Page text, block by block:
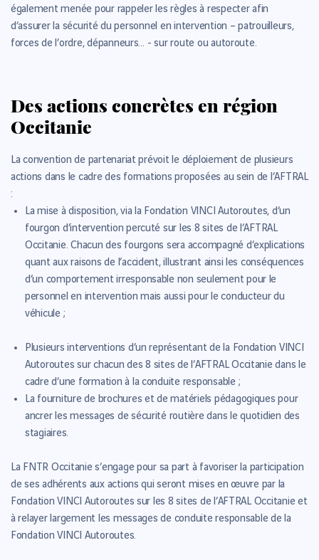
également menée pour rappeler les règles à respecter afin
d’assurer la sécurité du personnel en intervention – patrouilleurs,
forces de l’ordre, dépanneurs… - sur route ou autoroute.
Des actions concrètes en région
Occitanie
La convention de partenariat prévoit le déploiement de plusieurs
actions dans le cadre des formations proposées au sein de l’AFTRAL
:
La mise à disposition, via la Fondation VINCI Autoroutes, d’un
fourgon d’intervention percuté sur les 8 sites de l’AFTRAL
Occitanie. Chacun des fourgons sera accompagné d’explications
quant aux raisons de l’accident, illustrant ainsi les conséquences
d’un comportement irresponsable non seulement pour le
personnel en intervention mais aussi pour le conducteur du
véhicule ;
Plusieurs interventions d’un représentant de la Fondation VINCI
Autoroutes sur chacun des 8 sites de l’AFTRAL Occitanie dans le
cadre d’une formation à la conduite responsable ;
La fourniture de brochures et de matériels pédagogiques pour
ancrer les messages de sécurité routière dans le quotidien des
stagiaires.
La FNTR Occitanie s’engage pour sa part à favoriser la participation
de ses adhérents aux actions qui seront mises en œuvre par la
Fondation VINCI Autoroutes sur les 8 sites de l’AFTRAL Occitanie et
à relayer largement les messages de conduite responsable de la
Fondation VINCI Autoroutes.